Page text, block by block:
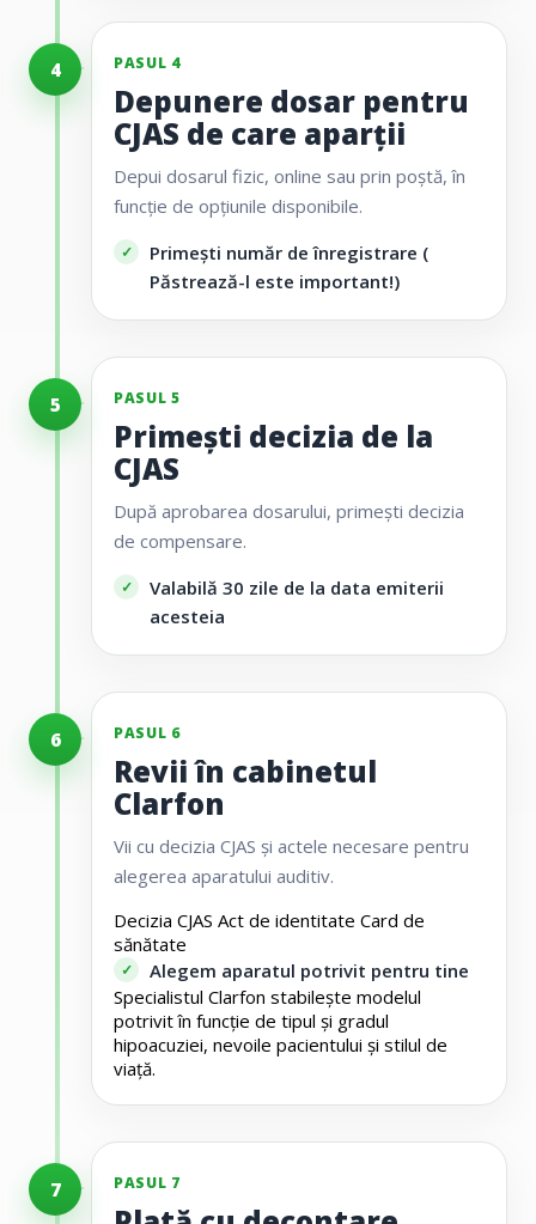
4 PASUL 4
Depunere dosar pentru
CJAS de care aparții
Depui dosarul fizic, online sau prin poștă, în
funcție de opțiunile disponibile.
Primești număr de înregistrare (
Păstrează-l este important!)
5 PASUL 5
Primești decizia de la
CJAS
După aprobarea dosarului, primești decizia
de compensare.
Valabilă 30 zile de la data emiterii
acesteia
6 PASUL 6
Revii în cabinetul
Clarfon
Vii cu decizia CJAS și actele necesare pentru
alegerea aparatului auditiv.
Decizia CJAS Act de identitate Card de
sănătate
Alegem aparatul potrivit pentru tine
Specialistul Clarfon stabilește modelul
potrivit în funcție de tipul și gradul
hipoacuziei, nevoile pacientului și stilul de
viață.
7 PASUL 7